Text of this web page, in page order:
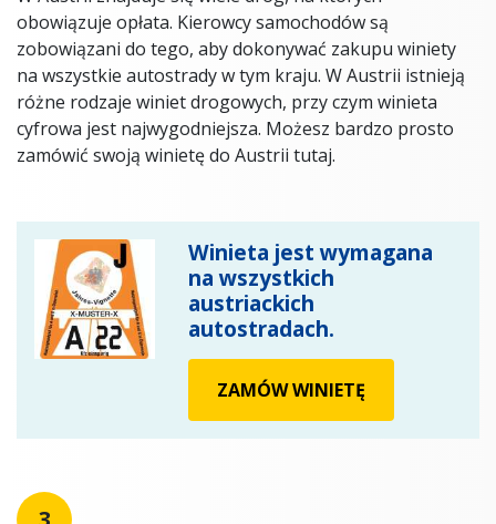
obowiązuje opłata. Kierowcy samochodów są
zobowiązani do tego, aby dokonywać zakupu winiety
na wszystkie autostrady w tym kraju. W Austrii istnieją
różne rodzaje winiet drogowych, przy czym winieta
cyfrowa jest najwygodniejsza. Możesz bardzo prosto
zamówić swoją winietę do Austrii tutaj.
Winieta jest wymagana
na wszystkich
austriackich
autostradach.
ZAMÓW WINIETĘ